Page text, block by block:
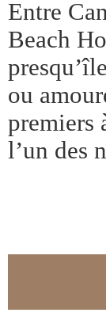
Entre
Beach
ou
premiers
l’un des